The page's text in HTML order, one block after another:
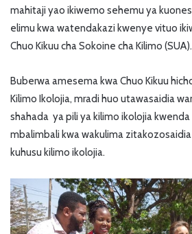
mahitaji yao ikiwemo sehemu ya
elimu kwa watendakazi kwenye vituo
Chuo Kikuu cha Sokoine cha Kilimo (SUA).
Buberwa amesema kwa Chuo Kikuu
Kilimo Ikolojia, mradi huo utawasaidia
shahada ya pili ya kilimo ikolojia
mbalimbali kwa wakulima
kuhusu kilimo ikolojia.